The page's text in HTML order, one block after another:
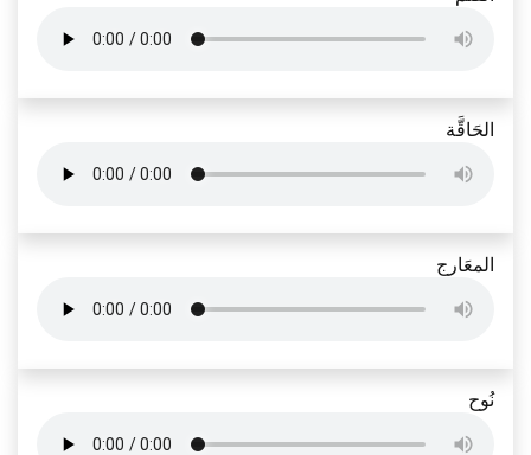
الحَاقَّة
المعَارج
نُوح